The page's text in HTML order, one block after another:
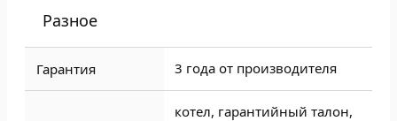
Разное
Гарантия 3 года от производителя
котел, гарантийный талон,